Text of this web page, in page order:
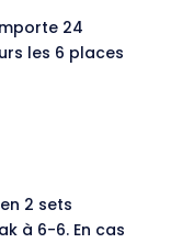
24
les 6 places
2 sets
à 6-6. En cas